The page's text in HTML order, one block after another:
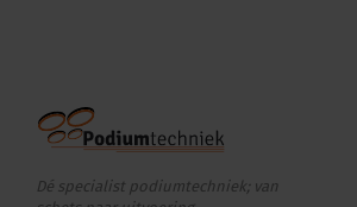
Dé specialist podiumtechniek; van